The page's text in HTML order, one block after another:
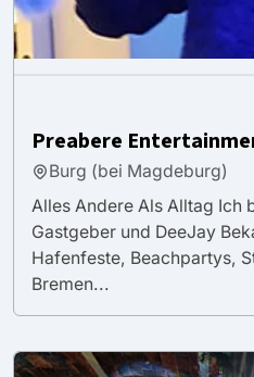
Preabere
Burg (bei Magdeburg)
Alles Andere Als Alltag Ich
Gastgeber und DeeJay
Hafenfeste, Beachpartys,
Bremen...